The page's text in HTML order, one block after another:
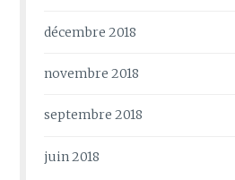
décembre 2018
novembre 2018
septembre 2018
juin 2018